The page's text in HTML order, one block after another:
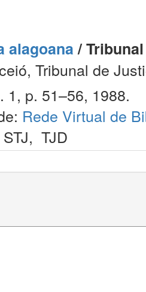
alagoana/
Tribunal de
1, p. 51–56, 1988.
Rede Virtual de
STJ, TJD